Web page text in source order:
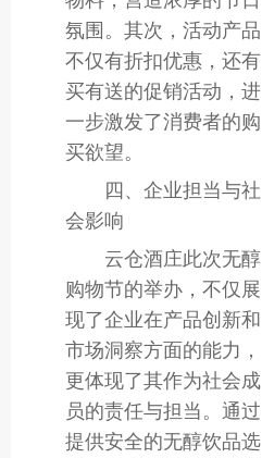
氛围。其次，活动产品
不仅有折扣优惠，还有
买有送的促销活动，进
一步激发了消费者的购
买欲望。
四、企业担当与社
会影响
云仓酒庄此次无醇
购物节的举办，不仅展
现了企业在产品创新和
市场洞察方面的能力，
更体现了其作为社会成
员的责任与担当。通过
提供安全的无醇饮品选